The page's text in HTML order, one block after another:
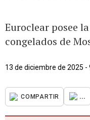
Euroclear posee
congelados de
13 de diciembre de 2025 -
COMPARTIR ...